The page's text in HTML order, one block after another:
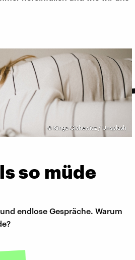
© Kinga Cichewicz / Unsplash
so müde
endlose Gespräche. Warum